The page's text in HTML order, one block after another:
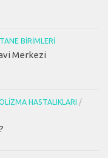
BIRIMLERI
Merkezi
HASTALIKLARI /